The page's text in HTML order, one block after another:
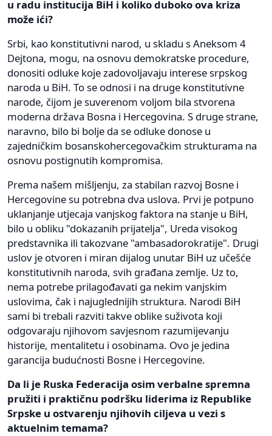
u radu institucija BiH i koliko duboko ova kriza
može ići?
Srbi, kao konstitutivni narod, u skladu s Aneksom 4
Dejtona, mogu, na osnovu demokratske procedure,
donositi odluke koje zadovoljavaju interese srpskog
naroda u BiH. To se odnosi i na druge konstitutivne
narode, čijom je suverenom voljom bila stvorena
moderna država Bosna i Hercegovina. S druge strane,
naravno, bilo bi bolje da se odluke donose u
zajedničkim bosanskohercegovačkim strukturama na
osnovu postignutih kompromisa.
Prema našem mišljenju, za stabilan razvoj Bosne i
Hercegovine su potrebna dva uslova. Prvi je potpuno
uklanjanje utjecaja vanjskog faktora na stanje u BiH,
bilo u obliku "dokazanih prijatelja", Ureda visokog
predstavnika ili takozvane "ambasadorokratije". Drugi
uslov je otvoren i miran dijalog unutar BiH uz učešće
konstitutivnih naroda, svih građana zemlje. Uz to,
nema potrebe prilagođavati ga nekim vanjskim
uslovima, čak i najuglednijih struktura. Narodi BiH
sami bi trebali razviti takve oblike suživota koji
odgovaraju njihovom savjesnom razumijevanju
historije, mentalitetu i osobinama. Ovo je jedina
garancija budućnosti Bosne i Hercegovine.
Da li je Ruska Federacija osim verbalne spremna
pružiti i praktičnu podršku liderima iz Republike
Srpske u ostvarenju njihovih ciljeva u vezi s
aktuelnim temama?